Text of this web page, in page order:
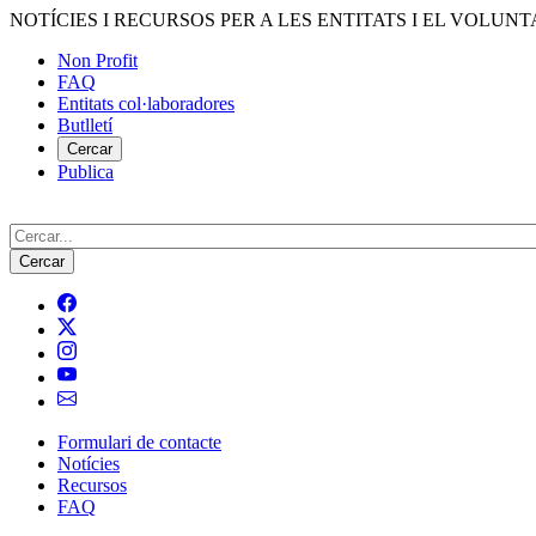
Vés
contingut
NOTÍCIES I RECURSOS PER A LES ENTITATS I EL
Menú
del
compte
d'usuari
Non Profit
FAQ
Entitats col·laboradores
Butlletí
Cercar
Publica
Cerca
Navegació
principal
Formulari de contacte
Notícies
Recursos
FAQ